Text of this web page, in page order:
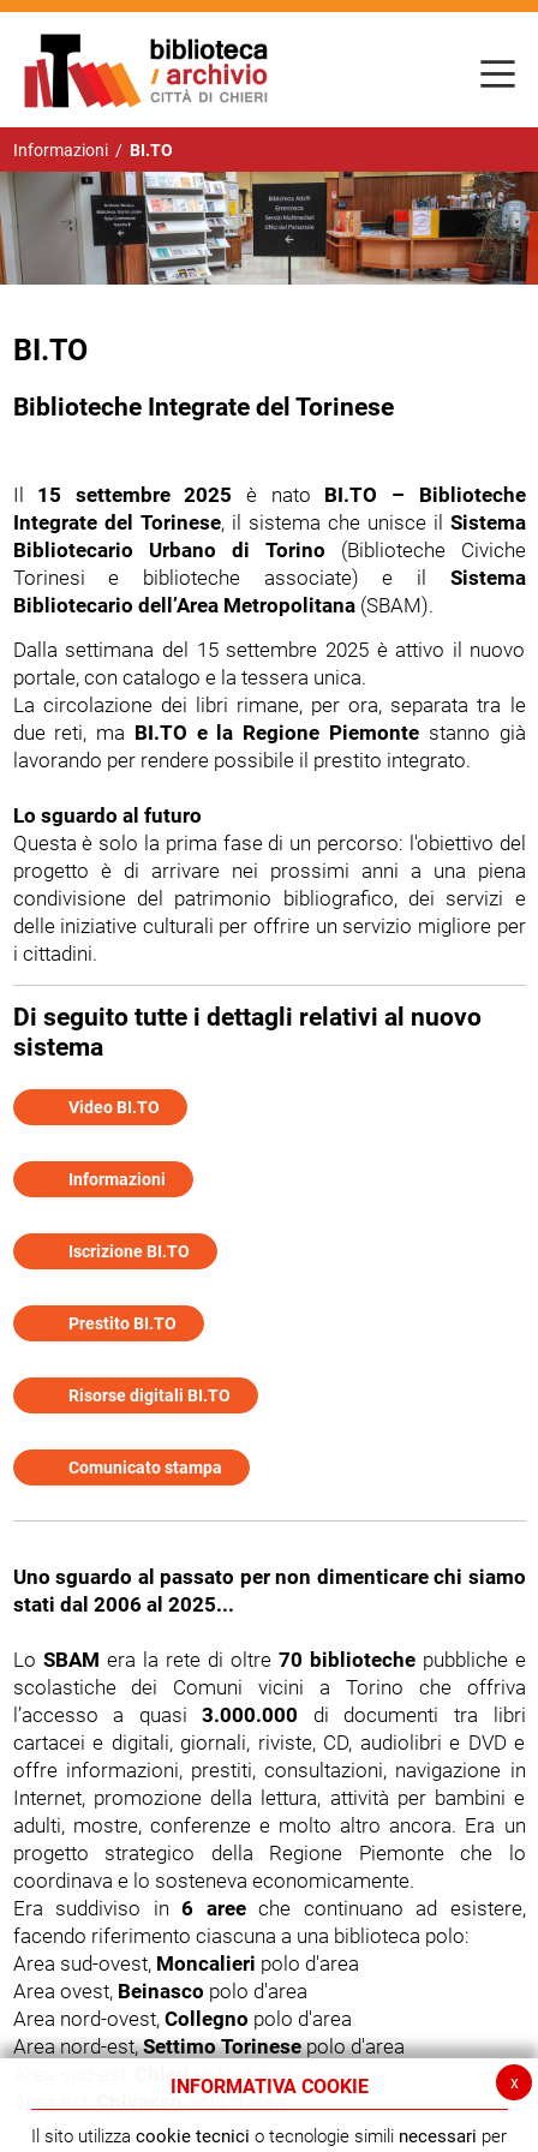
Informazioni / BI.TO
BI.TO
Biblioteche Integrate del Torinese
Il 15 settembre 2025 è nato BI.TO – Biblioteche
Integrate del Torinese, il sistema che unisce il Sistema
Bibliotecario Urbano di Torino (Biblioteche Civiche
Torinesi e biblioteche associate) e il Sistema
Bibliotecario dell’Area Metropolitana(SBAM).
Dalla settimana del 15 settembre 2025 è attivo il nuovo
portale, con catalogo e la tessera unica.
La circolazione dei libri rimane, per ora, separata tra le
due reti, ma BI.TO e la Regione Piemontestanno già
lavorando per rendere possibile il prestito integrato.
Lo sguardo al futuro
Questa è solo la prima fase di un percorso: l'obiettivo del
progetto è di arrivare nei prossimi anni a una piena
condivisione del patrimonio bibliografico, dei servizi e
delle iniziative culturali per offrire un servizio migliore per
i cittadini.
Di seguito tutte i dettagli relativi al nuovo
sistema
Video BI.TO
Informazioni
Iscrizione BI.TO
Prestito BI.TO
Risorse digitali BI.TO
Comunicato stampa
Uno sguardo al passato per non dimenticare chi siamo
stati dal 2006 al 2025...
Lo SBAM era la rete di oltre 70 bibliotechepubbliche e
scolastiche dei Comuni vicini a Torino che offriva
l’accesso a quasi3.000.000 di documenti tra libri
cartacei e digitali, giornali, riviste, CD, audiolibri e DVD e
offre informazioni, prestiti, consultazioni, navigazione in
Internet, promozione della lettura, attività per bambini e
adulti, mostre, conferenze e molto altro ancora. Era un
progetto strategico della Regione Piemonte che lo
coordinava e lo sosteneva economicamente.
Era suddiviso in 6 areeche continuano ad esistere,
facendo riferimento ciascuna a una biblioteca polo:
Area sud-ovest, Moncalieri polo d'area
Area ovest, Beinasco polo d'area
Area nord-ovest, Collegno polo d'area
Area nord-est,Settimo Torinesepolo d'area
Chieripolo d'area
x
INFORMATIVA COOKIE
Il sito utilizza cookie tecnici o tecnologie simili necessari per